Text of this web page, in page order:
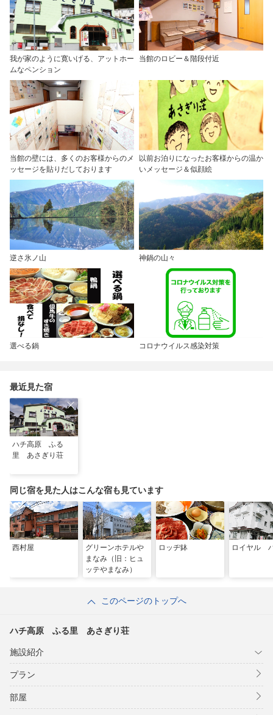
我が家のように寛いげる、アットホー
ムなペンション
当館のロビー＆階段付近
当館の壁には、多くのお客様からのメ
ッセージを貼りだしております
以前お泊りになったお客様からの温か
いメッセージ＆似顔絵
逆さ氷ノ山 神鍋の山々
選べる鍋 コロナウイルス感染対策
最近見た宿
ハチ高原 ふる
里 あさぎり荘
同じ宿を見た人はこんな宿も見ています
西村屋
グリーンホテルや
まなみ（旧：ヒュ
ッテやまなみ）
ロッヂ鉢 ロイヤル
このページのトップへ
ハチ高原 ふる里 あさぎり荘
施設紹介
プラン
部屋